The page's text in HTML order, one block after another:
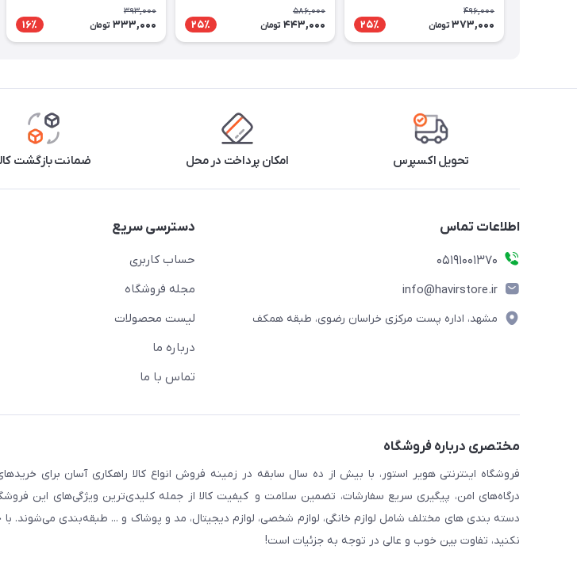
496,000
373,000 تومان 25٪
586,000
443,000 تومان 25٪
393,000
333,000 تومان 16٪
تحویل اکسپرس امکان پرداخت در محل ضمانت بازگشت
اطلاعات تماس
05191001370
info@havirstore.ir
مشهد، اداره پست مرکزی خراسان رضوی، طبقه همکف
دسترسی سریع
حساب کاربری
مجله فروشگاه
لیست محصولات
درباره ما
تماس با ما
مختصری درباره فروشگاه
فروشگاه اینترنتی هویر استور، با بیش از ده سال سابقه در زمینه فروش انواع کالا راهکاری آسان برای
درگاه‌های امن، پیگیری سریع سفارشات، تضمین سلامت و کیفیت کالا از جمله کلیدی‌ترین ویژگی‌های این
دسته بندی های مختلف شامل لوازم خانگی، لوازم شخصی، لوازم دیجیتال، مد و پوشاک و ... طبقه‌بندی می‌شوند. با
نکنید، تفاوت بین خوب و عالی در توجه به جزئیات است!